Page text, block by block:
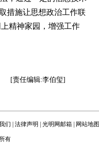
措施让思想政治工作联
精神家园，增强工作
[责任编辑:李伯玺]
们 法律声明 光明网邮箱 网站地图
有